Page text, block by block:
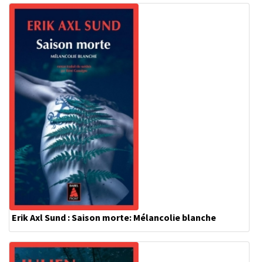
Erik Axl Sund : Saison morte: Mélancolie blanche